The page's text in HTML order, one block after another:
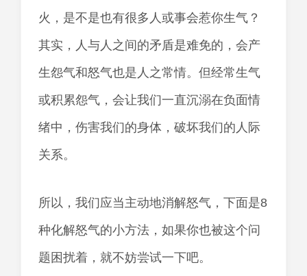
火，是不是也有很多人或事会惹你生气？
其实，人与人之间的矛盾是难免的，会产
生怨气和怒气也是人之常情。但经常生气
或积累怨气，会让我们一直沉溺在负面情
绪中，伤害我们的身体，破坏我们的人际
关系。
所以，我们应当主动地消解怒气，下面是8
种化解怒气的小方法，如果你也被这个问
题困扰着，就不妨尝试一下吧。